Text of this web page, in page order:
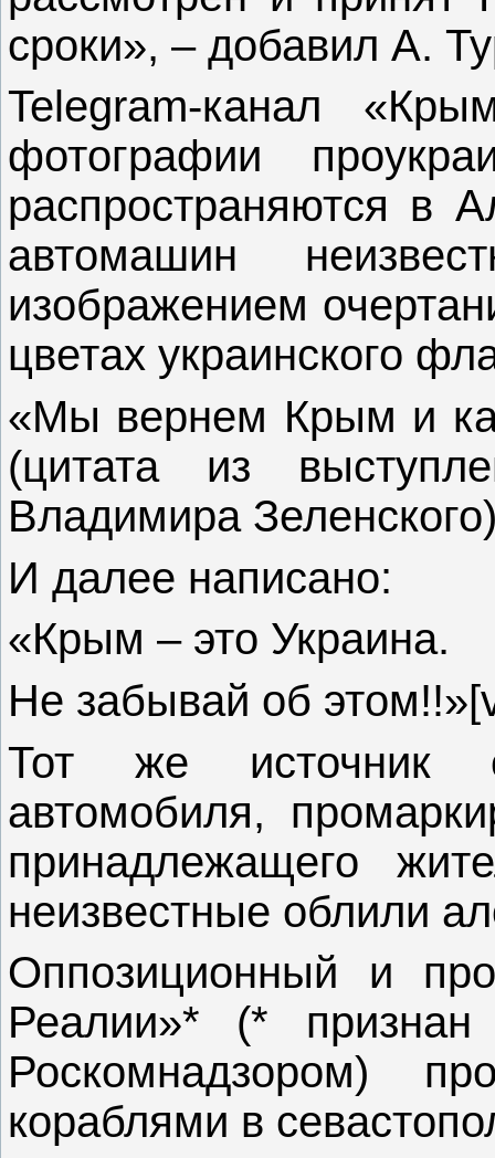
сроки», – добавил А.
Telegram-канал
фотографии
распространяются в
автомашин
изображением
цветах украинского
«Мы вернем Крым и
(цитата из
Владимира
И далее написано:
«Крым – это Украина.
Не забывай об
Тот же источник
автомобиля,
принадлежащего
неизвестные облили
Оппозиционный и
Реалии»* (* признан
Роскомнадзором)
кораблями в